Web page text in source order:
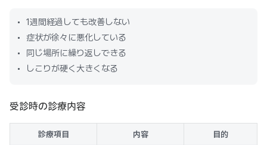
1週間経過しても改善しない
症状が徐々に悪化している
同じ場所に繰り返しできる
しこりが硬く大きくなる
受診時の診療内容
診療項目 内容 目的